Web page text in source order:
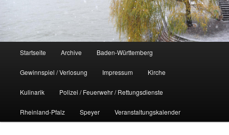
Startseite Archive Baden-Württemberg
Gewinnspiel / Verlosung Impressum Kirche
Kulinarik Polizei / Feuerwehr / Rettungsdienste
Rheinland-Pfalz Speyer Veranstaltungskalender